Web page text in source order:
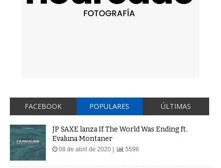
FACEBOOK POPULARES ÚLTIMAS
JP SAXE lanza If The World Was Ending ft.
Evaluna Montaner
08 de abril de 2020 | 5596